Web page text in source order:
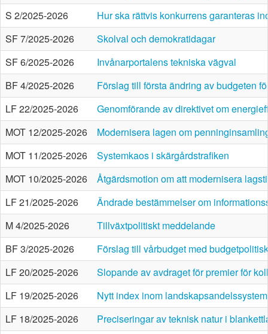
S 2/2025-2026
Hur ska rättvis konkurrens garanteras
SF 7/2025-2026
Skolval och demokratidagar
SF 6/2025-2026
Invånarportalens tekniska vägval
BF 4/2025-2026
Förslag till första ändring av budgeten
LF 22/2025-2026
Genomförande av direktivet om
MOT 12/2025-2026
Modernisera lagen om
MOT 11/2025-2026
Systemkaos i skärgårdstrafiken
MOT 10/2025-2026
Åtgärdsmotion om att modernisera
LF 21/2025-2026
Ändrade bestämmelser om
M 4/2025-2026
Tillväxtpolitiskt meddelande
BF 3/2025-2026
Förslag till vårbudget med
LF 20/2025-2026
Slopande av avdraget för premier för
LF 19/2025-2026
Nytt index inom
LF 18/2025-2026
Preciseringar av teknisk natur i